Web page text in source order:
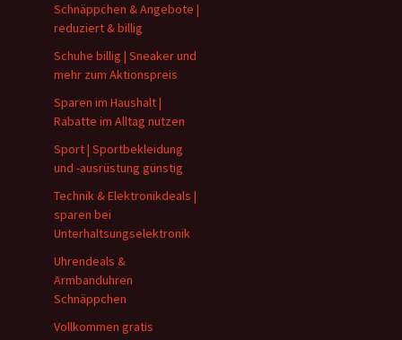
Schnäppchen & Angebote |
reduziert & billig
Schuhe billig | Sneaker und
mehr zum Aktionspreis
Sparen im Haushalt |
Rabatte im Alltag nutzen
Sport | Sportbekleidung
und -ausrüstung günstig
Technik & Elektronikdeals |
sparen bei
Unterhaltsungselektronik
Uhrendeals &
Armbanduhren
Schnäppchen
Vollkommen gratis